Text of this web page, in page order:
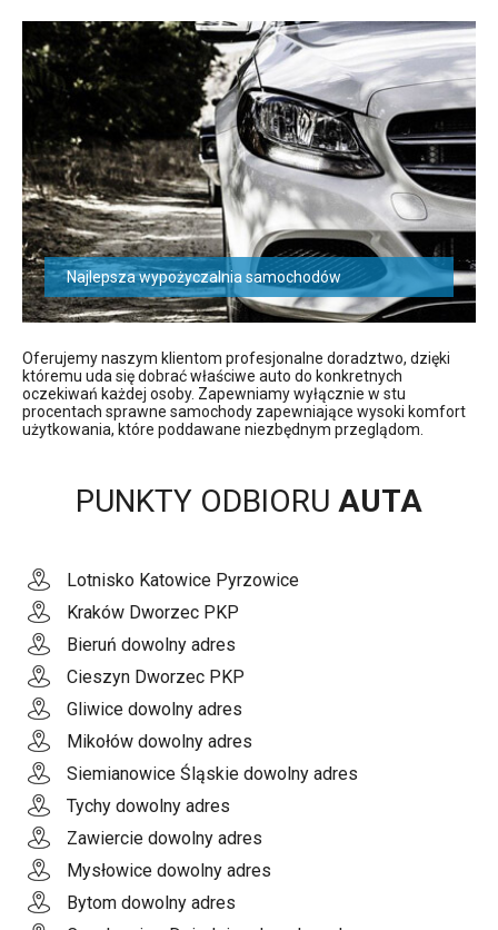
Najlepsza wypożyczalnia samochodów
Oferujemy naszym klientom profesjonalne doradztwo, dzięki
któremu uda się dobrać właściwe auto do konkretnych
oczekiwań każdej osoby. Zapewniamy wyłącznie w stu
procentach sprawne samochody zapewniające wysoki komfort
użytkowania, które poddawane niezbędnym przeglądom.
PUNKTY ODBIORU AUTA
Lotnisko Katowice Pyrzowice
Kraków Dworzec PKP
Bieruń dowolny adres
Cieszyn Dworzec PKP
Gliwice dowolny adres
Mikołów dowolny adres
Siemianowice Śląskie dowolny adres
Tychy dowolny adres
Zawiercie dowolny adres
Mysłowice dowolny adres
Bytom dowolny adres